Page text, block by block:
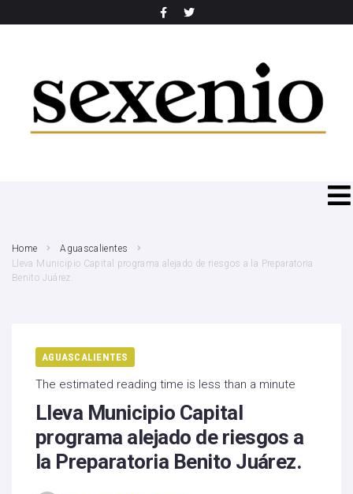
Home
Aguascalientes
Lleva Municipio Capital programa alejado de riesgos a la Preparatoria
Benito Juárez.
AGUASCALIENTES
The estimated reading time is less than a minute
Lleva Municipio Capital
programa alejado de riesgos a
la Preparatoria Benito Juárez.
SEARCH THIS WEBSITE